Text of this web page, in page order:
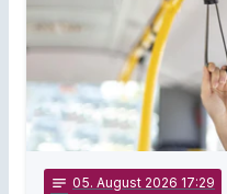
notes 05. August 2026 17:29